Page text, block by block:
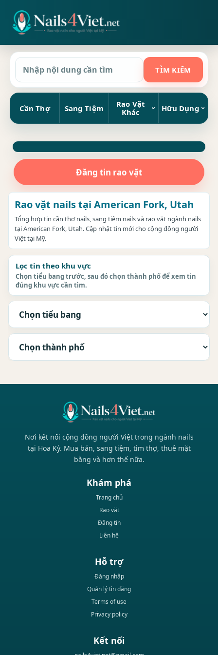
Cần Thợ Sang Tiệm
Rao Vặt
Khác
Hữu Dụng
Đăng tin rao vặt
Rao vặt nails tại American Fork, Utah
Tổng hợp tin cần thợ nails, sang tiệm nails và rao vặt ngành nails
tại American Fork, Utah. Cập nhật tin mới cho cộng đồng người
Việt tại Mỹ.
Lọc tin theo khu vực
Chọn tiểu bang trước, sau đó chọn thành phố để xem tin
đúng khu vực cần tìm.
Nơi kết nối cộng đồng người Việt trong ngành nails
tại Hoa Kỳ. Mua bán, sang tiệm, tìm thợ, thuê mặt
bằng và hơn thế nữa.
Khám phá
Trang chủ
Rao vặt
Đăng tin
Liên hệ
Hỗ trợ
Đăng nhập
Quản lý tin đăng
Terms of use
Privacy policy
Kết nối